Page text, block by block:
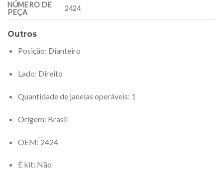
NÚMERO DE
PEÇA
2424
Outros
Posição: Dianteiro
Lado: Direito
Quantidade de janelas operáveis: 1
Origem: Brasil
OEM: 2424
É kit: Não